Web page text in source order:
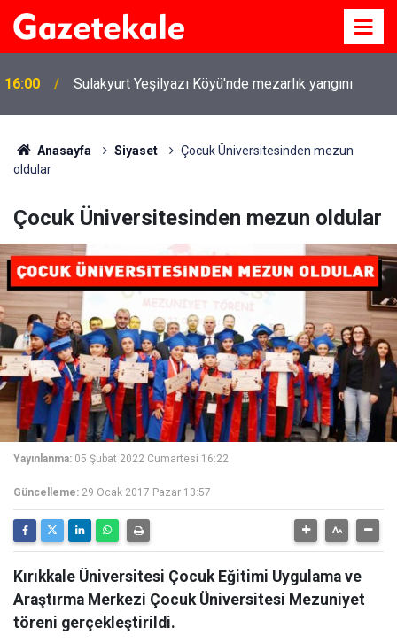
16:00 Sulakyurt Yeşilyazı Köyü'nde mezarlık yangını
Anasayfa Siyaset
Çocuk Üniversitesinden mezun
oldular
Çocuk Üniversitesinden mezun oldular
Yayınlanma: 05 Şubat 2022 Cumartesi 16:22
Güncelleme: 29 Ocak 2017 Pazar 13:57
Kırıkkale Üniversitesi Çocuk Eğitimi Uygulama ve
Araştırma Merkezi Çocuk Üniversitesi Mezuniyet
töreni gerçekleştirildi.